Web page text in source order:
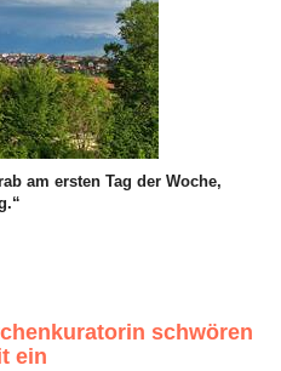
am ersten Tag der Woche,
schwören
ein